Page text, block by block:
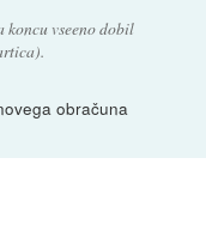
koncu vseeno dobil
obračuna